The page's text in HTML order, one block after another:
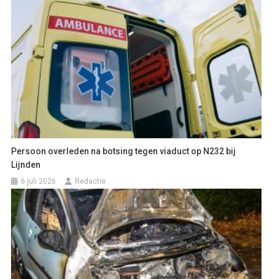
Persoon overleden na botsing tegen viaduct op N232 bij
Lijnden
6 juli 2026 Redactie